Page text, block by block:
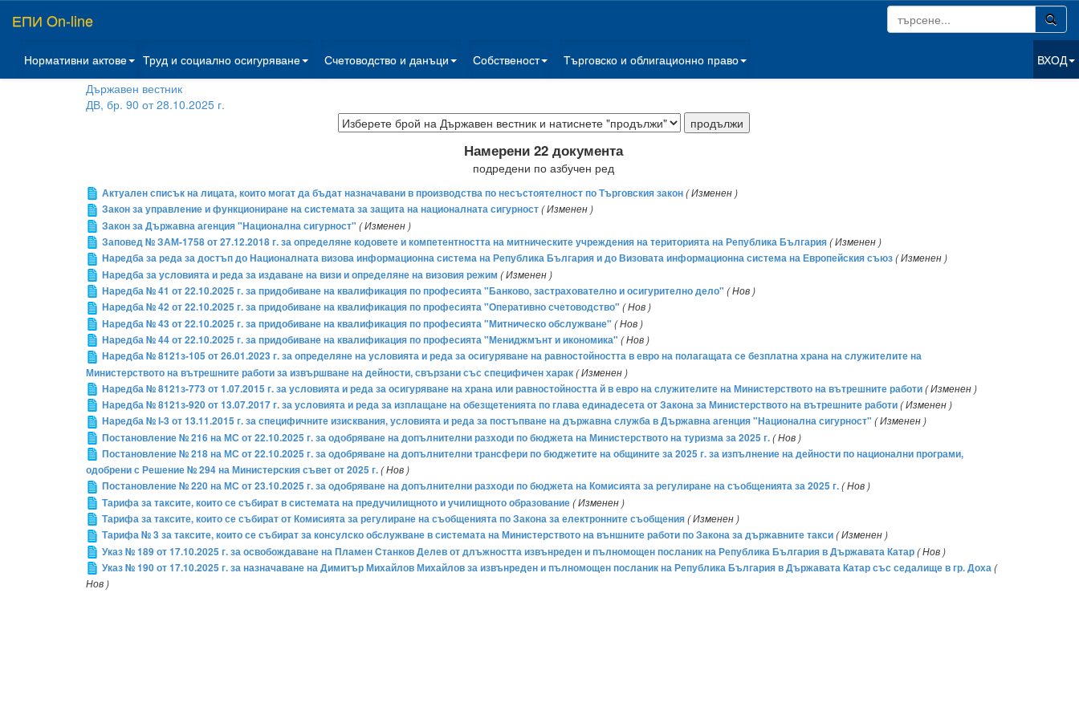
ЕПИ On-line
Нормативни актове Труд и социално осигуряване Счетоводство и данъци Собственост Търговско и облигационно право
ВХОД
Държавен вестник
ДВ, бр. 90 от 28.10.2025 г.
Намерени 22 документа
подредени по азбучен ред
Актуален списък на лицата, които могат да бъдат назначавани в производства по несъстоятелност по Търговския закон( Изменен )
Закон за управление и функциониране на системата за защита на националната сигурност( Изменен )
Закон за Държавна агенция "Национална сигурност" ( Изменен )
Заповед № ЗАМ-1758 от 27.12.2018 г. за определяне кодовете и компетентността на митническите учреждения на територията на Република България( Изменен )
Наредба за реда за достъп до Националната визова информационна система на Република България и до Визовата информационна система на Европейския съюз( Изменен )
Наредба за условията и реда за издаване на визи и определяне на визовия режим ( Изменен )
Наредба № 41 от 22.10.2025 г. за придобиване на квалификация по професията "Банково, застрахователно и осигурително дело" ( Нов )
Наредба № 42 от 22.10.2025 г. за придобиване на квалификация по професията "Оперативно счетоводство" ( Нов )
Наредба № 43 от 22.10.2025 г. за придобиване на квалификация по професията "Митническо обслужване" ( Нов )
Наредба № 44 от 22.10.2025 г. за придобиване на квалификация по професията "Мениджмънт и икономика" ( Нов )
Наредба № 8121з-105 от 26.01.2023 г. за определяне на условията и реда за осигуряване на равностойността в евро на полагащата се безплатна храна на служителите на
Министерството на вътрешните работи за извършване на дейности, свързани със специфичен харак( Изменен )
Наредба № 8121з-773 от 1.07.2015 г. за условията и реда за осигуряване на храна или равностойността й в евро на служителите на Министерството на вътрешните работи( Изменен )
Наредба № 8121з-920 от 13.07.2017 г. за условията и реда за изплащане на обезщетенията по глава единадесета от Закона за Министерството на вътрешните работи( Изменен )
Наредба № І-3 от 13.11.2015 г. за специфичните изисквания, условията и реда за постъпване на държавна служба в Държавна агенция "Национална сигурност" ( Изменен )
Постановление № 216 на МС от 22.10.2025 г. за одобряване на допълнителни разходи по бюджета на Министерството на туризма за 2025 г.( Нов )
Постановление № 218 на МС от 22.10.2025 г. за одобряване на допълнителни трансфери по бюджетите на общините за 2025 г. за изпълнение на дейности по национални програми,
одобрени с Решение № 294 на Министерския съвет от 2025 г.( Нов )
Постановление № 220 на МС от 23.10.2025 г. за одобряване на допълнителни разходи по бюджета на Комисията за регулиране на съобщенията за 2025 г.( Нов )
Тарифа за таксите, които се събират в системата на предучилищното и училищното образование( Изменен )
Тарифа за таксите, които се събират от Комисията за регулиране на съобщенията по Закона за електронните съобщения( Изменен )
Тарифа № 3 за таксите, които се събират за консулско обслужване в системата на Министерството на външните работи по Закона за държавните такси( Изменен )
Указ № 189 от 17.10.2025 г. за освобождаване на Пламен Станков Делев от длъжността извънреден и пълномощен посланик на Република България в Държавата Катар( Нов )
Указ № 190 от 17.10.2025 г. за назначаване на Димитър Михайлов Михайлов за извънреден и пълномощен посланик на Република България в Държавата Катар със седалище в гр. Доха(
Нов )